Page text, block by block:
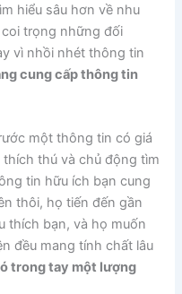
hiểu sâu hơn về nhu
coi trọng những đối
vì nhồi nhét thông tin
cung cấp thông tin
một thông tin có giá
thú và chủ động tìm
tin hữu ích bạn cung
thôi, họ tiến đến gần
thích bạn, và họ muốn
đều mang tính chất lâu
trong tay một lượng